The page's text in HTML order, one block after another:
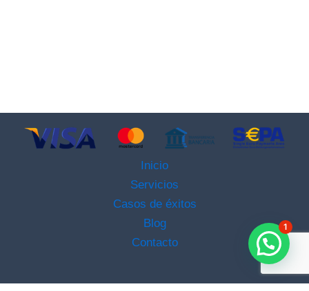
Inicio
Servicios
Casos de éxitos
Blog
Contacto
1